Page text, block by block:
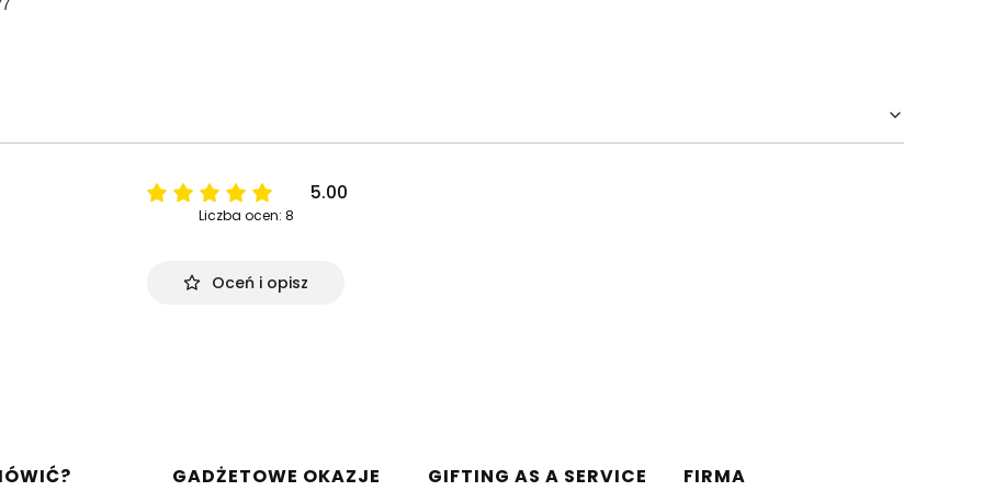
5.00
Liczba ocen: 8
Oceń i opisz
GADŻETOWE OKAZJE GIFTING AS A SERVICE FIRMA